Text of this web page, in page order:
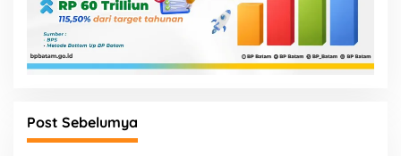
Post Sebelumya